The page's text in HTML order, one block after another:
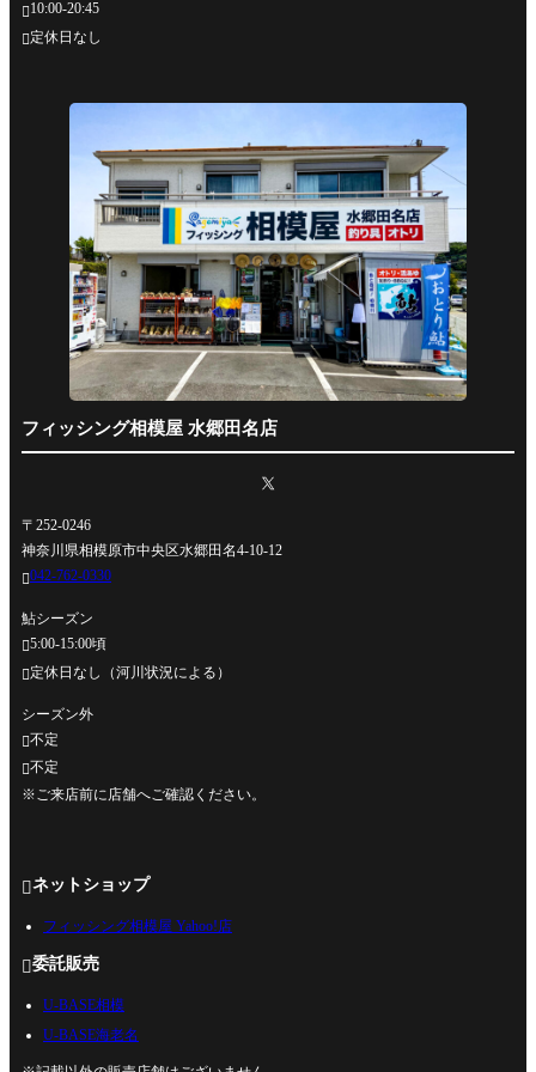
10:00-20:45
定休日なし
フィッシング相模屋 水郷田名店
〒252-0246
神奈川県相模原市中央区水郷田名4-10-12
042-762-0330
鮎シーズン
5:00-15:00頃
定休日なし（河川状況による）
シーズン外
不定
不定
※ご来店前に店舗へご確認ください。
ネットショップ
フィッシング相模屋 Yahoo!店
委託販売
U-BASE相模
U-BASE海老名